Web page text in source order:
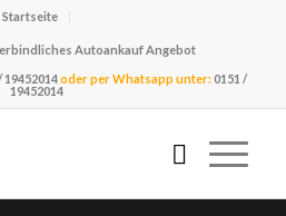
Startseite
Autoankauf Angebot
19452014oder per Whatsapp unter:0151 /
19452014